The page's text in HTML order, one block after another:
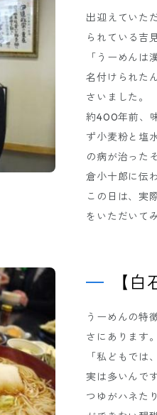
出迎えていた
られている吉
「うーめん
名付けられた
さいました。
約400年前、
ず小麦粉と塩
の病が治った
倉小十郎に伝
この日は、実
をいただいて
【
うーめんの特
さにあります。
「私どもで
実は多いんで
つゆがハネた